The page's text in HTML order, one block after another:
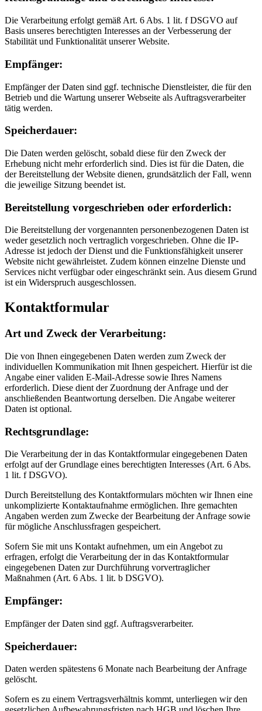
Die Verarbeitung erfolgt gemäß Art. 6 Abs. 1 lit. f DSGVO auf
Basis unseres berechtigten Interesses an der Verbesserung der
Stabilität und Funktionalität unserer Website.
Empfänger:
Empfänger der Daten sind ggf. technische Dienstleister, die für den
Betrieb und die Wartung unserer Webseite als Auftragsverarbeiter
tätig werden.
Speicherdauer:
Die Daten werden gelöscht, sobald diese für den Zweck der
Erhebung nicht mehr erforderlich sind. Dies ist für die Daten, die
der Bereitstellung der Website dienen, grundsätzlich der Fall, wenn
die jeweilige Sitzung beendet ist.
Bereitstellung vorgeschrieben oder erforderlich:
Die Bereitstellung der vorgenannten personenbezogenen Daten ist
weder gesetzlich noch vertraglich vorgeschrieben. Ohne die IP-
Adresse ist jedoch der Dienst und die Funktionsfähigkeit unserer
Website nicht gewährleistet. Zudem können einzelne Dienste und
Services nicht verfügbar oder eingeschränkt sein. Aus diesem Grund
ist ein Widerspruch ausgeschlossen.
Kontaktformular
Art und Zweck der Verarbeitung:
Die von Ihnen eingegebenen Daten werden zum Zweck der
individuellen Kommunikation mit Ihnen gespeichert. Hierfür ist die
Angabe einer validen E-Mail-Adresse sowie Ihres Namens
erforderlich. Diese dient der Zuordnung der Anfrage und der
anschließenden Beantwortung derselben. Die Angabe weiterer
Daten ist optional.
Rechtsgrundlage:
Die Verarbeitung der in das Kontaktformular eingegebenen Daten
erfolgt auf der Grundlage eines berechtigten Interesses (Art. 6 Abs.
1 lit. f DSGVO).
Durch Bereitstellung des Kontaktformulars möchten wir Ihnen eine
unkomplizierte Kontaktaufnahme ermöglichen. Ihre gemachten
Angaben werden zum Zwecke der Bearbeitung der Anfrage sowie
für mögliche Anschlussfragen gespeichert.
Sofern Sie mit uns Kontakt aufnehmen, um ein Angebot zu
erfragen, erfolgt die Verarbeitung der in das Kontaktformular
eingegebenen Daten zur Durchführung vorvertraglicher
Maßnahmen (Art. 6 Abs. 1 lit. b DSGVO).
Empfänger:
Empfänger der Daten sind ggf. Auftragsverarbeiter.
Speicherdauer:
Daten werden spätestens 6 Monate nach Bearbeitung der Anfrage
gelöscht.
Sofern es zu einem Vertragsverhältnis kommt, unterliegen wir den